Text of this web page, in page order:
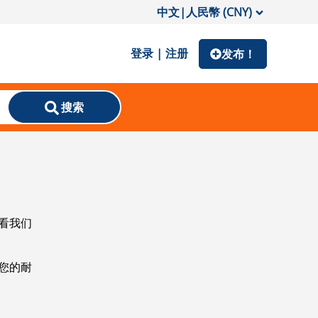
中文| 人民幣 (CNY)
登录 | 注册 发布！
搜索
我们
的耐